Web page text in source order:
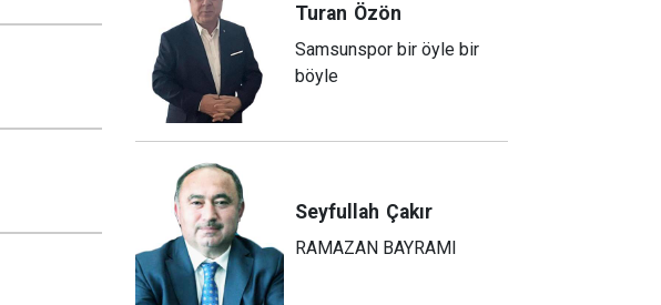
Turan Özön
Samsunspor bir öyle bir
böyle
Seyfullah Çakır
RAMAZAN BAYRAMI